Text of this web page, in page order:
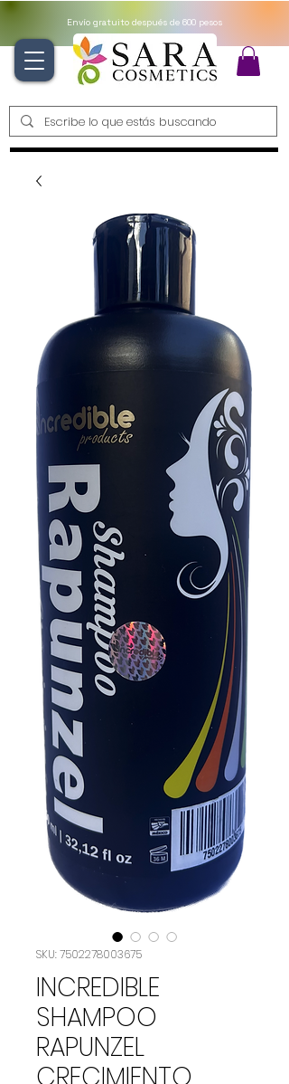
Envío gratuito después de 600 pesos
SKU: 7502278003675
INCREDIBLE
SHAMPOO
RAPUNZEL